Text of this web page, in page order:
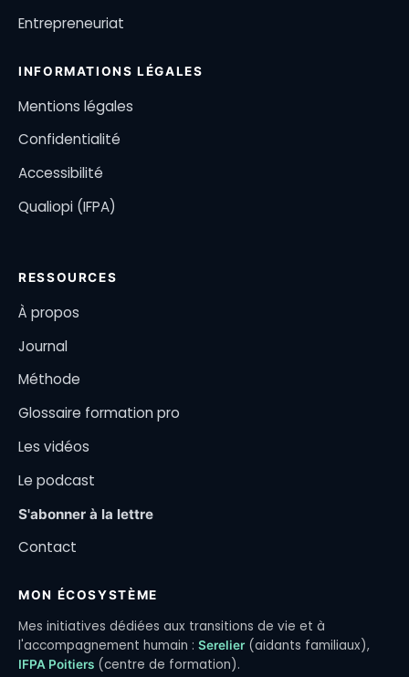
Entrepreneuriat
INFORMATIONS LÉGALES
Mentions légales
Confidentialité
Accessibilité
Qualiopi (IFPA)
RESSOURCES
À propos
Journal
Méthode
Glossaire formation pro
Les vidéos
Le podcast
S'abonner à la lettre
Contact
MON ÉCOSYSTÈME
Mes initiatives dédiées aux transitions de vie et à
l'accompagnement humain : Serelier (aidants familiaux),
IFPA Poitiers (centre de formation).